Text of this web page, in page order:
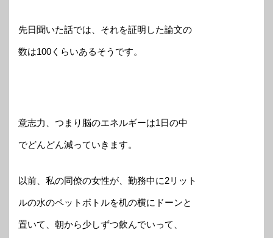
先日聞いた話では、それを証明した論文の
数は100くらいあるそうです。
意志力、つまり脳のエネルギーは1日の中
でどんどん減っていきます。
以前、私の同僚の女性が、勤務中に2リット
ルの水のペットボトルを机の横にドーンと
置いて、朝から少しずつ飲んでいって、